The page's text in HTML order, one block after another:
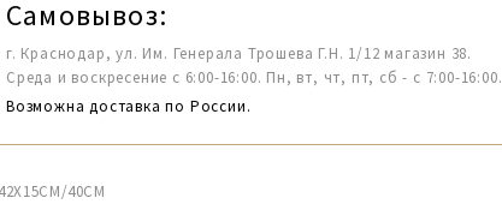
Самовывоз:
г. Краснодар, ул. Им. Генерала Трошева Г.Н. 1/12 магазин 38.
Среда и воскресение с 6:00-16:00. Пн, вт, чт, пт, сб - с 7:00-16:00.
Возможна доставка по России.
40CM